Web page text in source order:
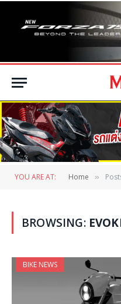
YOU ARE AT: Home »
BROWSING:
BIKE NEWS